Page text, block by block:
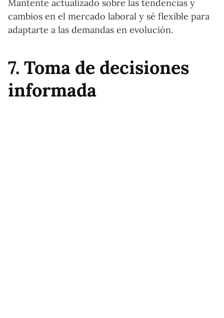
Mantente actualizado sobre las tendencias y
cambios en el mercado laboral y sé flexible para
adaptarte a las demandas en evolución.
7. Toma de decisiones
informada